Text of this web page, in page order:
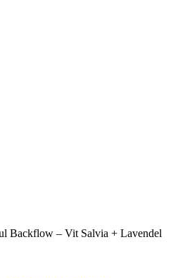
Backflow – Vit Salvia + Lavendel